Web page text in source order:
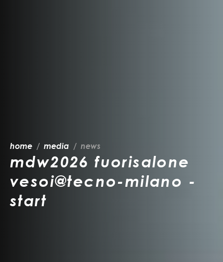
home media news
mdw2026 fuorisalone
vesoi@tecno-milano -
start